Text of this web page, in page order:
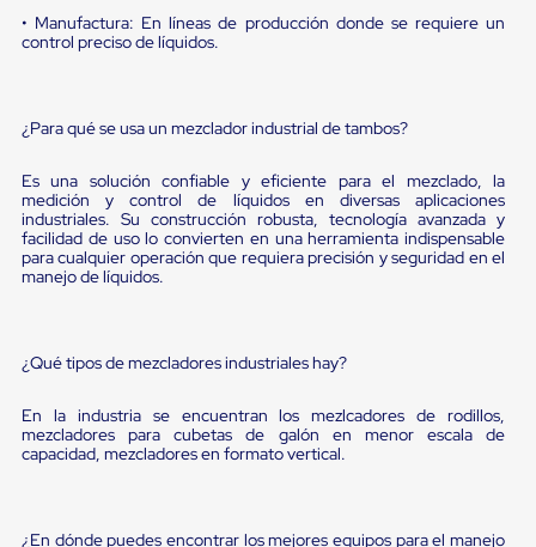
Plataformas
de
carga
Distribución
Dollies
para
Charolas
Plásticas
Contenedores
de
Milla
Anti-
Robo
Móviles
• Manufactura: En líneas de producción donde se requiere un
control preciso de líquidos.
¿Para qué se usa un mezclador industrial de tambos?
Es una solución confiable y eficiente para el mezclado, la
medición y control de líquidos en diversas aplicaciones
industriales. Su construcción robusta, tecnología avanzada y
facilidad de uso lo convierten en una herramienta indispensable
para cualquier operación que requiera precisión y seguridad en el
manejo de líquidos.
¿Qué tipos de mezcladores industriales hay?
En la industria se encuentran los mezlcadores de rodillos,
mezcladores para cubetas de galón en menor escala de
capacidad, mezcladores en formato vertical.
¿En dónde puedes encontrar los mejores equipos para el manejo